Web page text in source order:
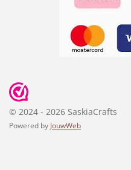
© 2024 - 2026 SaskiaCrafts
Powered by JouwWeb